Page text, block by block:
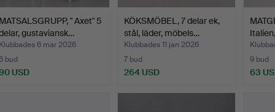
MATSALSGRUPP, " Axet" 5
gustaviansk…
Klubbades 6 mar 2026
bud
USD
KÖKSMÖBEL, 7 delar ek,
stål, läder, möbels…
Klubbades 11 jan 2026
7 bud
264 USD
9 bud
63